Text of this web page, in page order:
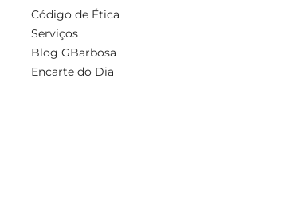
Código de Ética
Serviços
Blog GBarbosa
Encarte do Dia